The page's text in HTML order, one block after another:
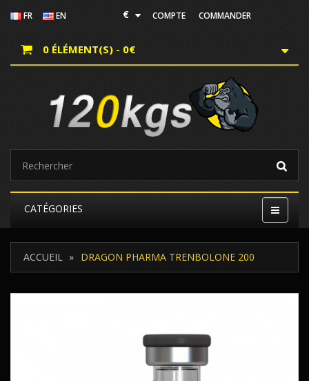
FR EN € COMPTE COMMANDER
0 ÉLÉMENT(S) - 0€
CATÉGORIES
ACCUEIL DRAGON PHARMA TRENBOLONE 200